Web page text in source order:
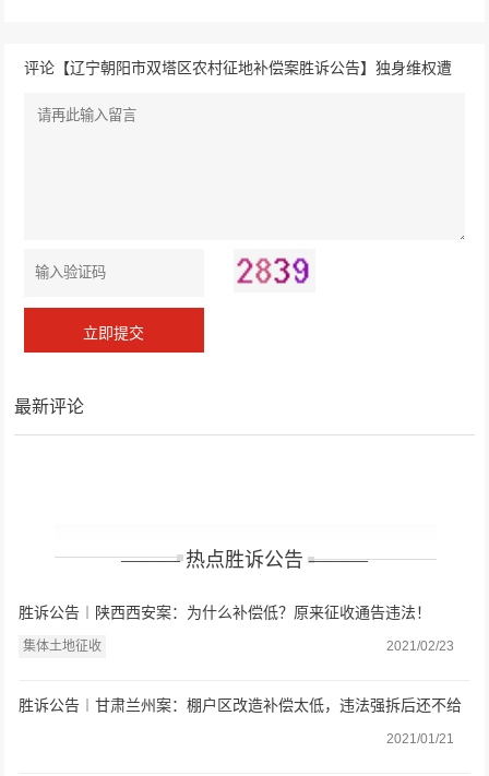
评论【辽宁朝阳市双塔区农村征地补偿案胜诉公告】独身维权遭
驳回，盛廷助力终获合理补偿
最新评论
——— 热点胜诉公告 ———
胜诉公告︱陕西西安案：为什么补偿低？原来征收通告违法！
集体土地征收 2021/02/23
胜诉公告︱甘肃兰州案：棚户区改造补偿太低，违法强拆后还不给
2021/01/21